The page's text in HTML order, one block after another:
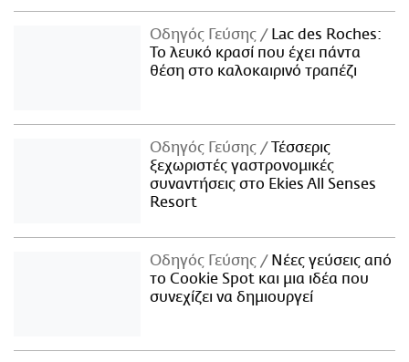
Οδηγός Γεύσης
Lac des Roches:
Το λευκό κρασί που έχει πάντα
θέση στο καλοκαιρινό τραπέζι
Οδηγός Γεύσης
Τέσσερις
ξεχωριστές γαστρονομικές
συναντήσεις στο Ekies All Senses
Resort
Οδηγός Γεύσης
Νέες γεύσεις από
το Cookie Spot και μια ιδέα που
συνεχίζει να δημιουργεί